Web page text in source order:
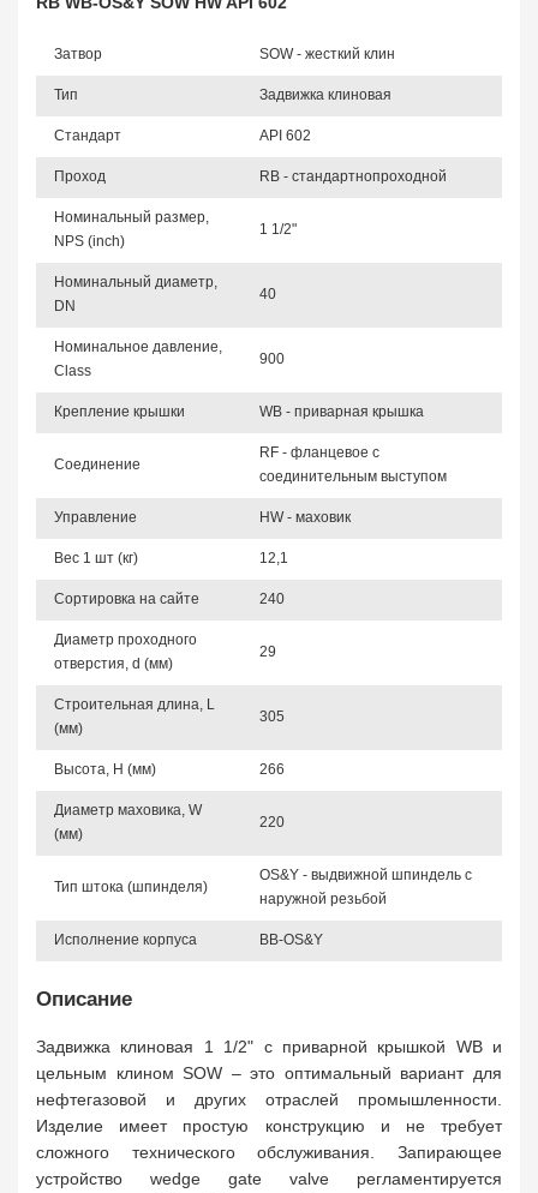
Затвор SOW - жесткий клин
Тип Задвижка клиновая
Стандарт API 602
Проход RB - стандартнопроходной
Номинальный размер,
NPS (inch)
1 1/2"
Номинальный диаметр,
DN
40
Номинальное давление,
Class
900
Крепление крышки WB - приварная крышка
Соединение
RF - фланцевое с
соединительным выступом
Управление HW - маховик
Вес 1 шт (кг) 12,1
Сортировка на сайте 240
Диаметр проходного
отверстия, d (мм)
29
Строительная длина, L
(мм)
305
Высота, Н (мм) 266
Диаметр маховика, W
(мм)
220
Тип штока (шпинделя)
OS&Y - выдвижной шпиндель с
наружной резьбой
Исполнение корпуса BB-OS&Y
Описание
Задвижка клиновая 1 1/2" с приварной крышкой WB и
цельным клином SOW – это оптимальный вариант для
нефтегазовой и других отраслей промышленности.
Изделие имеет простую конструкцию и не требует
сложного технического обслуживания. Запирающее
устройство wedge gate valve регламентируется